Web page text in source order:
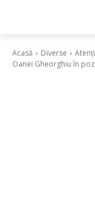
Acasă Diverse
Oanei Gheorghiu în